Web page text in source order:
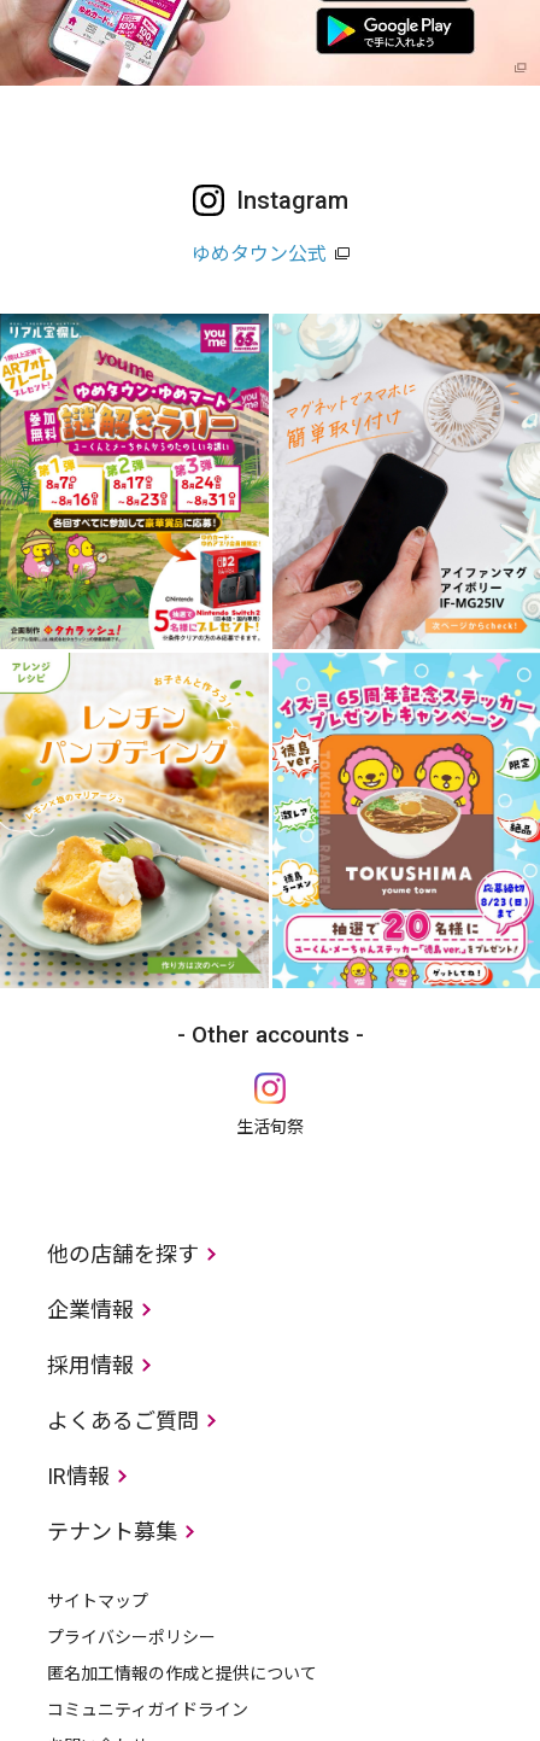
Instagram
ゆめタウン公式
Other accounts
生活旬祭
他の店舗を探す
企業情報
採用情報
よくあるご質問
IR情報
テナント募集
サイトマップ
プライバシーポリシー
匿名加工情報の作成と提供について
コミュニティガイドライン